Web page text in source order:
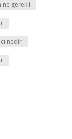
ne gerekli
nedir